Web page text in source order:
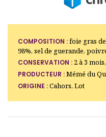
COMPOSITION :foie gras
98%, sel de guerande,
CONSERVATION : 2 à 3
PRODUCTEUR :Mémé du
ORIGINE :Cahors, Lot